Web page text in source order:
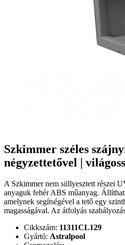
Szkimmer széles
négyzettetővel |
A Szkimmer nem süllyesztett részei
anyaguk fehér ABS műanyag.
amelynek segítségével a tető egy
magasságával. Az átfolyás
Cikkszám: 11311CL129
Gyártó: Astralpool